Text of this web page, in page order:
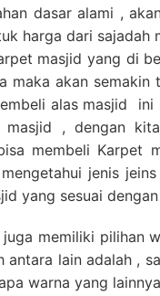
dasar alami ,
harga dari sajadah
masjid yang di
maka akan semakin
alas masjid ini
, dengan
membeli Karpet
jenis
yang sesuai
memiliki pilihan
antara lain adalah ,
warna yang